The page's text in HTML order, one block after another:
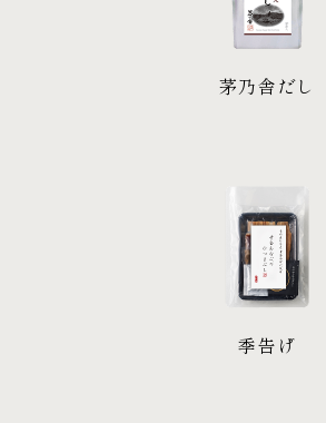
茅乃舎だし
季告げ